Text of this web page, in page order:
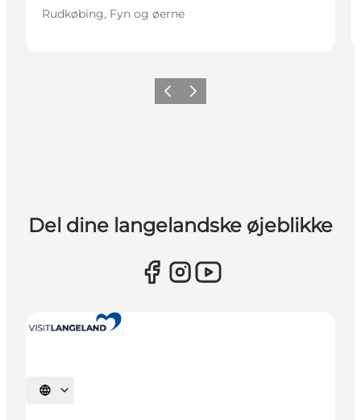
Rudkøbing, Fyn og øerne
ForrigeNæste
Del dine langelandske øjeblikke
Vælg sprog